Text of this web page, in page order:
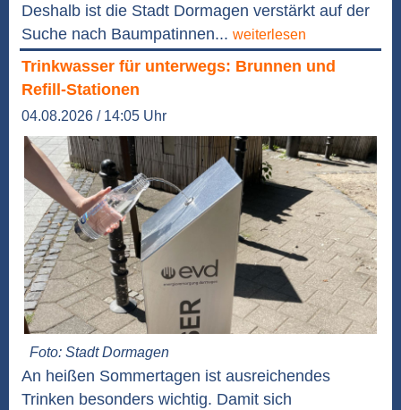
Deshalb ist die Stadt Dormagen verstärkt auf der
Suche nach Baumpatinnen... weiterlesen
Trinkwasser für unterwegs: Brunnen und
Refill-Stationen
04.08.2026 / 14:05 Uhr
Foto: Stadt Dormagen
An heißen Sommertagen ist ausreichendes
Trinken besonders wichtig. Damit sich